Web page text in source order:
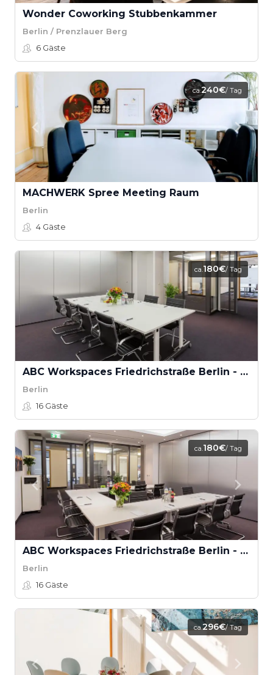
Wonder Coworking Stubbenkammer
Berlin / Prenzlauer Berg
6 Gäste
ca.240€/ Tag
MACHWERK Spree Meeting Raum
Berlin
4 Gäste
ca.180€/ Tag
ABC Workspaces Friedrichstraße Berlin - Sydney
Berlin
16 Gäste
ca.180€/ Tag
ABC Workspaces Friedrichstraße Berlin - Melbourne
Berlin
16 Gäste
ca.296€/ Tag